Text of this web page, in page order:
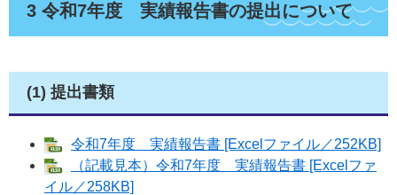
3 令和7年度 実績報告書の提出について
(1) 提出書類
令和7年度 実績報告書 [Excelファイル／252KB]
（記載見本）令和7年度 実績報告書 [Excelファ
イル／258KB]